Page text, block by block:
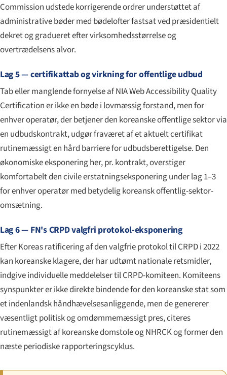
Commission udstede korrigerende ordrer understøttet af
administrative bøder med bødelofter fastsat ved præsidentielt
dekret og gradueret efter virksomheds­størrelse og
overtrædelsens alvor.
Lag 5 — certifikattab og virkning for offentlige udbud
Tab eller manglende fornyelse af NIA Web Accessibility Quality
Certification er ikke en bøde i lovmæssig forstand, men for
enhver operatør, der betjener den koreanske offentlige sektor via
en udbudskontrakt, udgør fraværet af et aktuelt certifikat
rutinemæssigt en hård barriere for udbudsberettigelse. Den
økonomiske eksponering her, pr. kontrakt, overstiger
komfortabelt den civile erstatningseksponering under lag 1–3
for enhver operatør med betydelig koreansk offentlig-sektor-
omsætning.
Lag 6 — FN's CRPD valgfri protokol-eksponering
Efter Koreas ratificering af den valgfrie protokol til CRPD i 2022
kan koreanske klagere, der har udtømt nationale retsmidler,
indgive individuelle meddelelser til CRPD-komiteen. Komiteens
synspunkter er ikke direkte bindende for den koreanske stat som
et indenlandsk håndhævelses­anliggende, men de genererer
væsentligt politisk og omdømmemæssigt pres, citeres
rutinemæssigt af koreanske domstole og NHRCK og former den
næste periodiske rapporteringscyklus.